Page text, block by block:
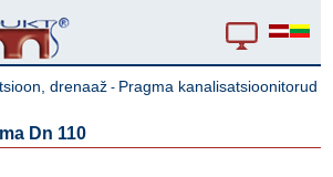
drenaaž - Pragma kanalisatsioonitorud
Dn 110